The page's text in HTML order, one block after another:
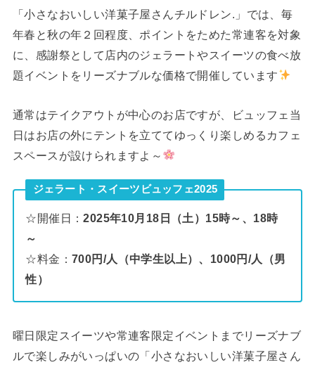
「小さなおいしい洋菓子屋さんチルドレン.」では、毎
年春と秋の年２回程度、ポイントをためた常連客を対象
に、感謝祭として店内のジェラートやスイーツの食べ放
題イベントをリーズナブルな価格で開催しています
通常はテイクアウトが中心のお店ですが、ビュッフェ当
日はお店の外にテントを立ててゆっくり楽しめるカフェ
スペースが設けられますよ～
ジェラート・スイーツビュッフェ2025
☆開催日：2025年10月18日（土）15時～、18時
～
☆料金：700円/人（中学生以上）、1000円/人（男
性）
曜日限定スイーツや常連客限定イベントまでリーズナブ
ルで楽しみがいっぱいの「小さなおいしい洋菓子屋さん